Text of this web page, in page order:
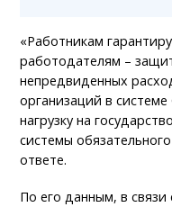
«Работникам
работодателям –
непредвиденных
организаций в
нагрузку на
системы
ответе.
По его данным, в связи